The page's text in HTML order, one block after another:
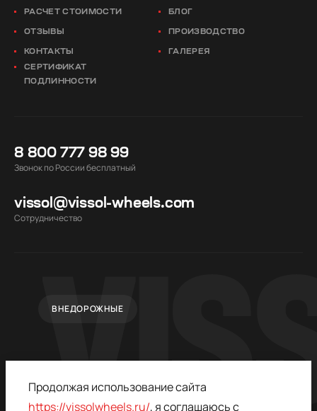
РАСЧЕТ СТОИМОСТИ БЛОГ
ОТЗЫВЫ ПРОИЗВОДСТВО
КОНТАКТЫ
ГАЛЕРЕЯ
СЕРТИФИКАТ
ПОДЛИННОСТИ
8 800 777 98 99
Звонок по России бесплатный
vissol@vissol-wheels.com
Cотрудничество
ВНЕДОРОЖНЫЕ
Продолжая использование сайта
https://vissolwheels.ru/, я соглашаюсь с